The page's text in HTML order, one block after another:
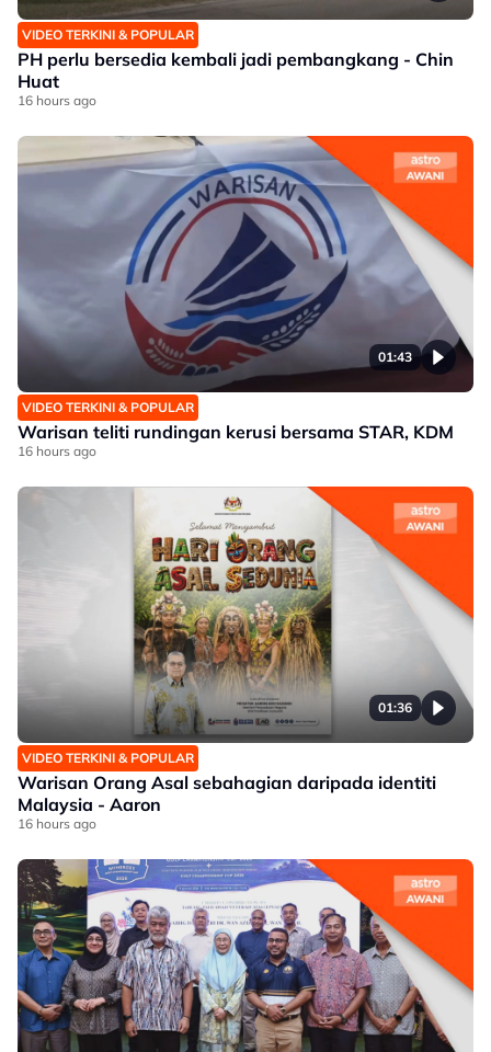
VIDEO TERKINI & POPULAR
PH perlu bersedia kembali jadi pembangkang - Chin
Huat
16 hours ago
01:43
VIDEO TERKINI & POPULAR
Warisan teliti rundingan kerusi bersama STAR, KDM
16 hours ago
01:36
VIDEO TERKINI & POPULAR
Warisan Orang Asal sebahagian daripada identiti
Malaysia - Aaron
16 hours ago